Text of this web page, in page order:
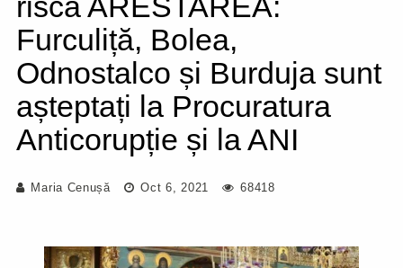
Furculiță, Bolea,
Odnostalco și Burduja sunt
așteptați la Procuratura
Anticorupție și la ANI
Maria Cenușă Oct 6, 2021 68418